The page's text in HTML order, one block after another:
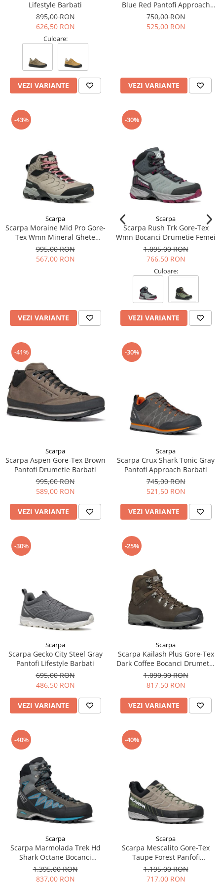
Tricouri & Maiouri
Incaltaminte drumetie
Bocanci alpinism
Ghete drumetie
Pantofi drumetie
Sandale
Rucsacuri & Accesorii
Saci de dormit
Lifestyle Barbati
895,00 RON
626,50 RON
Culoare:
VEZI VARIANTE
Blue Red Pantofi Approach
Barbati
750,00 RON
525,00 RON
VEZI VARIANTE
-43%
Scarpa
Scarpa Moraine Mid Pro Gore-
Tex Wmn Mineral Ghete
Drumetie Femei
995,00 RON
567,00 RON
VEZI VARIANTE
-30%
Scarpa
Scarpa Rush Trk Gore-Tex
Wmn Bocanci Drumetie Femei
1.095,00 RON
766,50 RON
Culoare:
VEZI VARIANTE
-41%
Scarpa
Scarpa Aspen Gore-Tex Brown
Pantofi Drumetie Barbati
995,00 RON
589,00 RON
VEZI VARIANTE
-30%
Scarpa
Scarpa Crux Shark Tonic Gray
Pantofi Approach Barbati
745,00 RON
521,50 RON
VEZI VARIANTE
-30%
Scarpa
Scarpa Gecko City Steel Gray
Pantofi Lifestyle Barbati
695,00 RON
486,50 RON
VEZI VARIANTE
-25%
Scarpa
Scarpa Kailash Plus Gore-Tex
Dark Coffee Bocanci Drumetie
Barbati
1.090,00 RON
817,50 RON
VEZI VARIANTE
-40%
Scarpa
Scarpa Marmolada Trek Hd
Shark Octane Bocanci
Drumetie Barbati
1.395,00 RON
837,00 RON
-40%
Scarpa
Scarpa Mescalito Gore-Tex
Taupe Forest Panfofi
Approach Barbati
1.195,00 RON
717,00 RON